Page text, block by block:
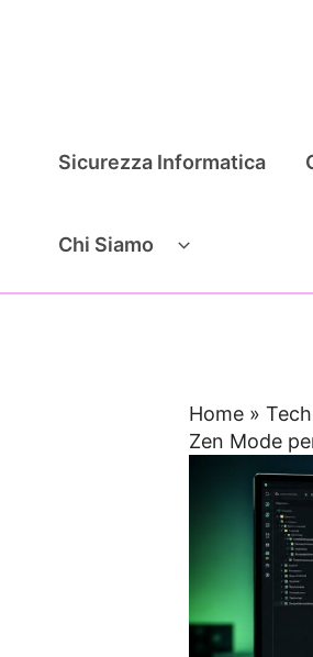
Sicurezza Informatica
Chi Siamo
Home »Tech
Zen Mode